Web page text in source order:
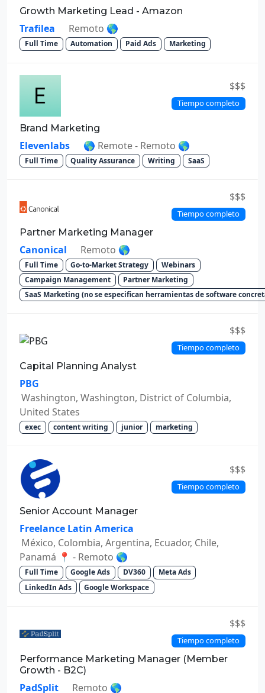
Growth Marketing Lead - Amazon
Trafilea Remoto 🌎
Full Time Automation Paid Ads Marketing
$$$
Tiempo completo
Brand Marketing
Elevenlabs 🌎 Remote - Remoto 🌎
Full Time Quality Assurance Writing SaaS
$$$
Tiempo completo
Partner Marketing Manager
Canonical Remoto 🌎
Full Time Go-to-Market Strategy
Webinars
Campaign Management
Partner Marketing
SaaS Marketing (no se especifican herramientas de software
$$$
Tiempo completo
Capital Planning Analyst
PBG
Washington, Washington, District of Columbia,
United States
exec content writing junior marketing
$$$
Tiempo completo
Senior Account Manager
Freelance Latin America
México, Colombia, Argentina, Ecuador, Chile,
Panamá 📍 - Remoto 🌎
Full Time Google Ads DV360
Meta Ads
LinkedIn Ads
Google Workspace
$$$
Tiempo completo
Performance Marketing Manager (Member
Growth - B2C)
PadSplit Remoto 🌎